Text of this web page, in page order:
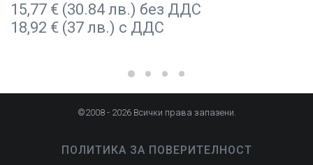
15,77 € (30.84 лв.) без ДДС
18,92 € (37 лв.) с ДДС
©2008 - 2026 Всички права запазени.
ПОЛИТИКА ЗА ПОВЕРИТЕЛНОСТ